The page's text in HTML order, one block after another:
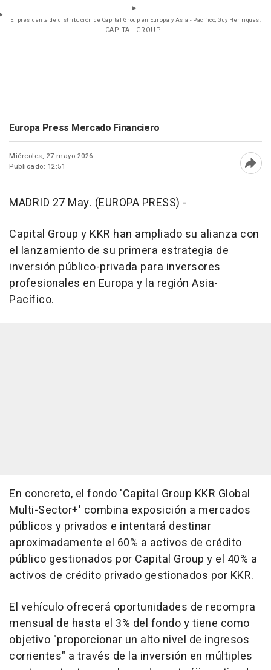
El presidente de distribución de Capital Group en Europa y Asia - Pacífico, Guy Henriques.
- CAPITAL GROUP
Europa Press Mercado Financiero
Miércoles, 27 mayo 2026
Publicado: 12:51
MADRID 27 May. (EUROPA PRESS) -
Capital Group y KKR han ampliado su alianza con
el lanzamiento de su primera estrategia de
inversión público-privada para inversores
profesionales en Europa y la región Asia-
Pacífico.
En concreto, el fondo 'Capital Group KKR Global
Multi-Sector+' combina exposición a mercados
públicos y privados e intentará destinar
aproximadamente el 60% a activos de crédito
público gestionados por Capital Group y el 40% a
activos de crédito privado gestionados por KKR.
El vehículo ofrecerá oportunidades de recompra
mensual de hasta el 3% del fondo y tiene como
objetivo "proporcionar un alto nivel de ingresos
corrientes" a través de la inversión en múltiples